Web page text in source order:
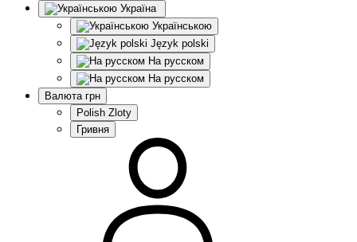
Україна
Українською
Język polski
На русском
На русском
Валюта грн
Polish Zloty
Гривня